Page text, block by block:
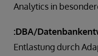
Analytics in
:DBA/
Entlastung durch